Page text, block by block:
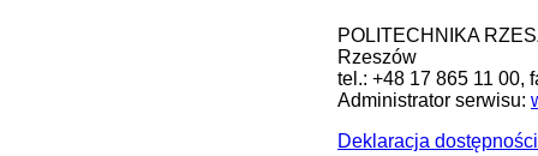
POLITECHNIKA
Rzeszów
tel.: +48 17 865 11 00,
Administrator serwisu:
Deklaracja dostępności